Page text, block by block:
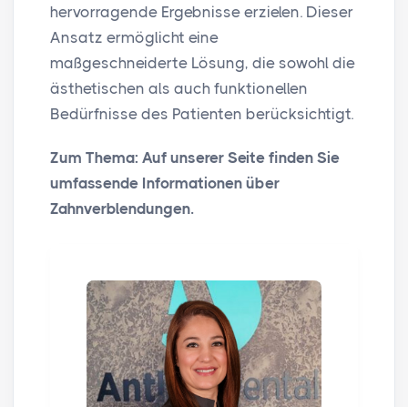
hervorragende Ergebnisse erzielen. Dieser
Ansatz ermöglicht eine
maßgeschneiderte Lösung, die sowohl die
ästhetischen als auch funktionellen
Bedürfnisse des Patienten berücksichtigt.
Zum Thema: Auf unserer Seite finden Sie
umfassende Informationen über
Zahnverblendungen.